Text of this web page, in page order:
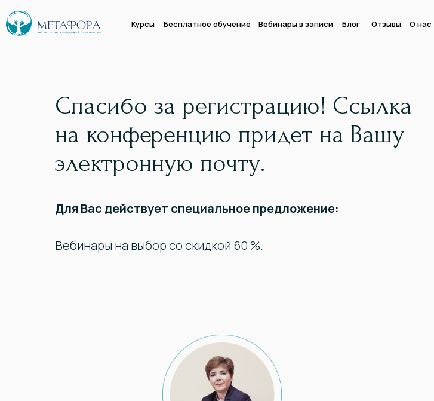
Курсы Бесплатное обучение Вебинары в записи Блог Отзывы О нас
Спасибо за регистрацию! Ссылка
на конференцию придет на Вашу
электронную почту.
Для Вас действует специальное предложение:
Вебинары на выбор со скидкой 60 %.